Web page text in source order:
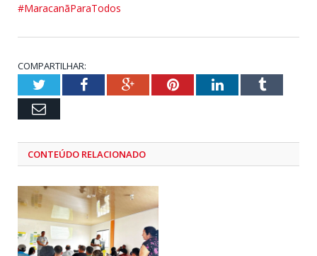
#MaracanãParaTodos
COMPARTILHAR:
TwitterFacebookGoogle+PinterestLinkedInTumblr
Email
CONTEÚDO RELACIONADO